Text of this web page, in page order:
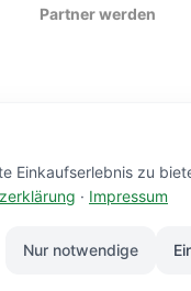
Partner werden
Einkaufserlebnis zu
· Impressum
Nur notwendige